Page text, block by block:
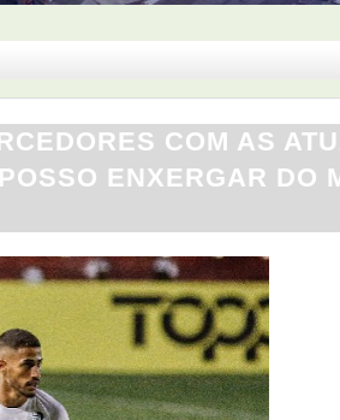
COM AS
ENXERGAR DO